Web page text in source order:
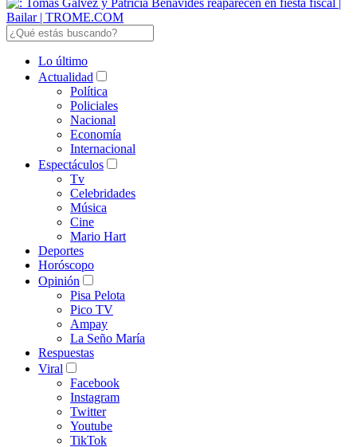
Lo último
Actualidad
Política
Policiales
Nacional
Economía
Internacional
Espectáculos
Tv
Celebridades
Música
Cine
Mario Hart
Deportes
Horóscopo
Opinión
Pisa Pelota
Pico TV
Ampay
La Seño María
Respuestas
Viral
Facebook
Instagram
Twitter
Youtube
TikTok